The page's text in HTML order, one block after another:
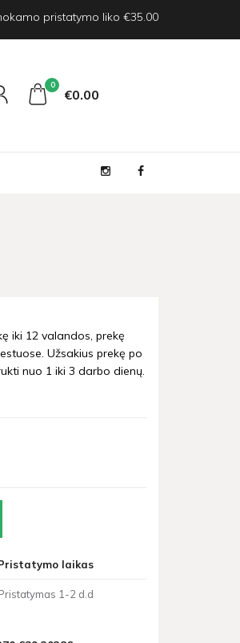
pristatymo liko €35.00
0
€0 00
iki 12 valandos, prekę
Užsakius prekę po
nuo 1 iki 3 darbo dienų.
laikas
1-2 d.d